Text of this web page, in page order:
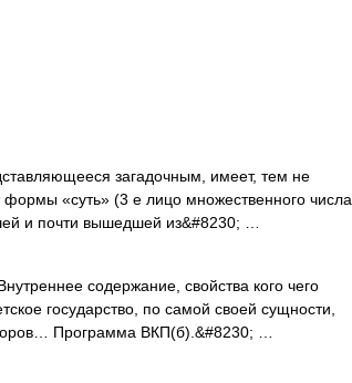
загадочным, имеет, тем не
«суть» (3 е лицо множественного числа
и почти вышедшей из&#8230; …
содержание, свойства кого чего
государство, по самой своей сущности,
Программа ВКП(б).&#8230; …